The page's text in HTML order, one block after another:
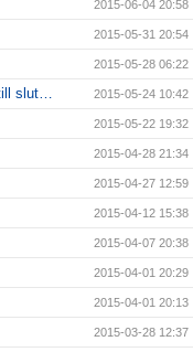
2015-06-04 20:58
2015-05-31 20:54
2015-05-28 06:22
slut… 2015-05-24 10:42
2015-05-22 19:32
2015-04-28 21:34
2015-04-27 12:59
2015-04-12 15:38
2015-04-07 20:38
2015-04-01 20:29
2015-04-01 20:13
2015-03-28 12:37